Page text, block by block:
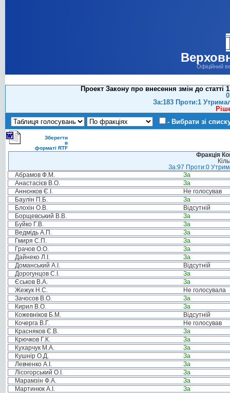
Офіційний
Проект Закону про внесення змін до
За:183 Проти:1
- Вибрати зі
Зберегти
в
форматі RTF
Фракція
За:97 Проти:0
Абрамов Ф.М.
За
Анастасієв В.О.
За
Аннєнков Є.І.
Не голосував
Баулін П.Б.
За
Блохін О.В.
Відсутній
Борщевський В.В.
За
Буйко Г.В.
За
Ведмідь А.П.
За
Гмиря С.П.
За
Грачов О.О.
За
Дайнеко Л.І.
За
Доманський А.І.
Відсутній
Дорогунцов С.І.
За
Єськов В.А.
За
Жежук Н.С.
Не голосувала
Зачосов В.О.
За
Кирил В.О.
За
Кожевніков Б.М.
Відсутній
Кочерга В.Г.
Не голосував
Красняков Є.В.
За
Крючков Г.К.
За
Кухарчук М.А.
За
Кушнір О.Д.
За
Левченко А.І.
За
Лісогорський О.І.
За
Марамзін Ф.А.
За
Мартинюк А.І.
За